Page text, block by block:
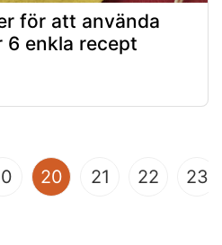
för att använda
6 enkla recept
20(current)
21 22 23